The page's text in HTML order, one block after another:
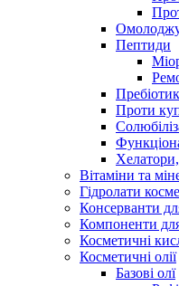
Пептиди
Проти
Вітаміни та
Гідролати
Консерванти
Компоненти
Косметичні
Косметичні олії
Базові олї